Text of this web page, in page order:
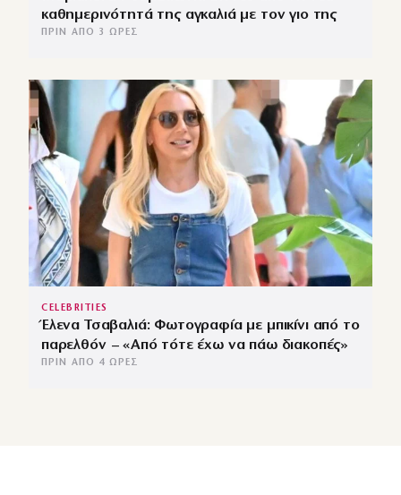
καθημερινότητά της αγκαλιά με τον γιο της
ΠΡΙΝ ΑΠΌ 3 ΏΡΕΣ
CELEBRITIES
Έλενα Τσαβαλιά: Φωτογραφία με μπικίνι από το
παρελθόν – «Από τότε έχω να πάω διακοπές»
ΠΡΙΝ ΑΠΌ 4 ΏΡΕΣ